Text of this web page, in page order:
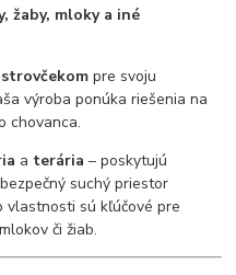
žaby, mloky a iné
pre svoju
výroba ponúka riešenia na
chovanca.
a terária – poskytujú
suchý priestor
vlastnosti sú kľúčové pre
či žiab.